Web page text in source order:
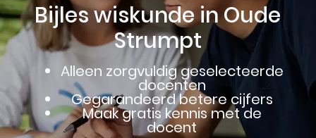
Bijles wiskunde in Oude
Strumpt
Alleen zorgvuldig geselecteerde
docenten
Gegarandeerd betere cijfers
Maak gratis kennis met de
docent